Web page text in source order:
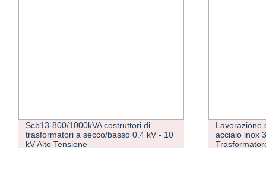
Scb13-800/1000kVA costruttori di
trasformatori a secco/basso 0.4 kV - 10
kV Alto Tensione
Lavorazione
acciaio inox